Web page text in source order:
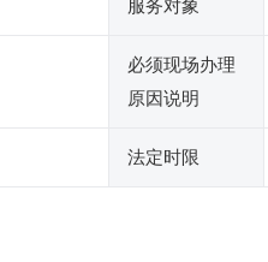
服务对象
必须现场办理
原因说明
法定时限